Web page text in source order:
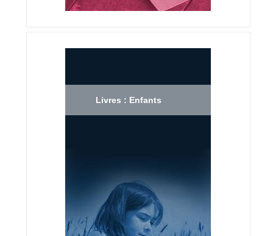
Livres : Enfants